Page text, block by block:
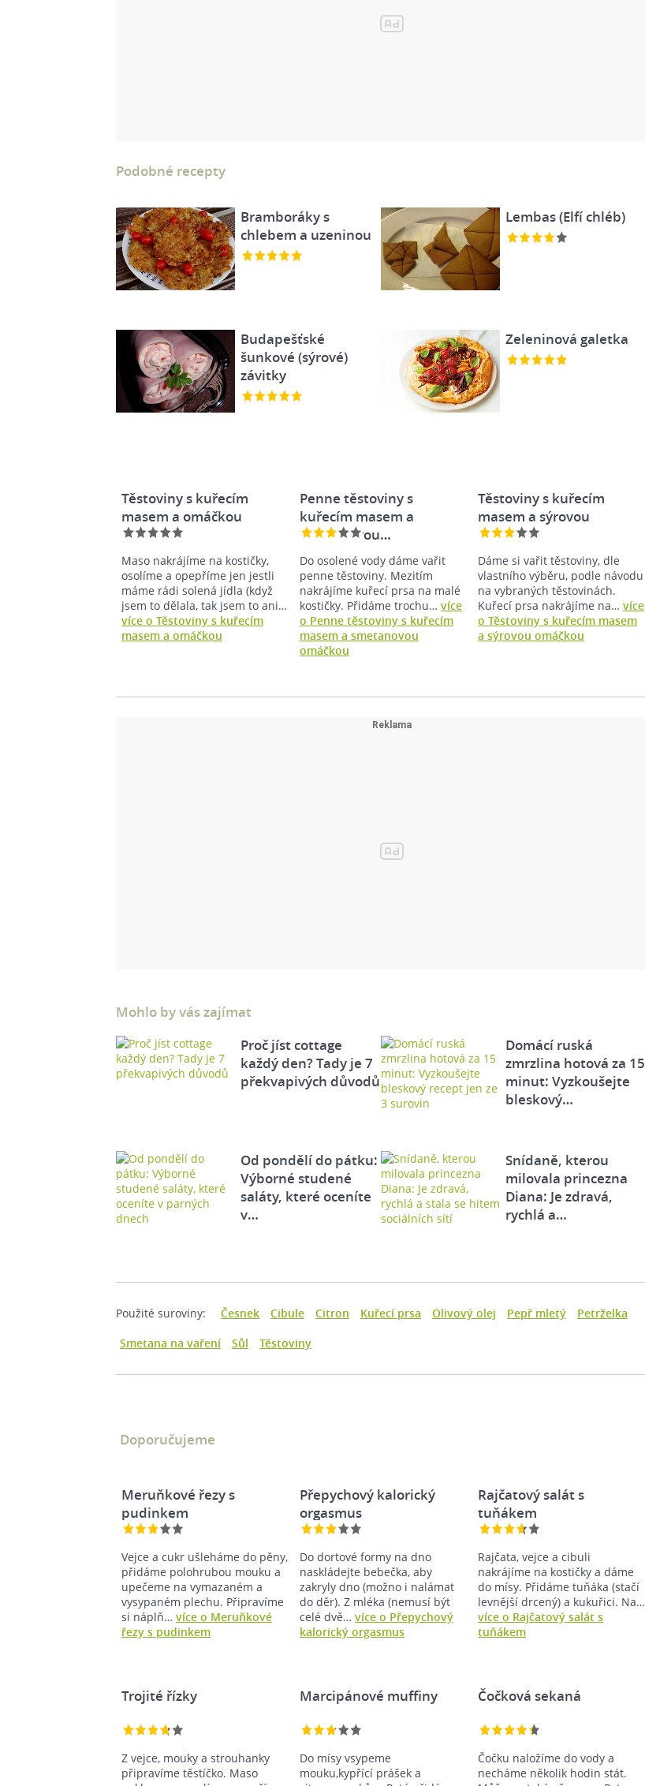
Podobné recepty
Bramboráky s
chlebem a uzeninou
Lembas (Elfí chléb)
Budapešťské
šunkové (sýrové)
závitky
Zeleninová galetka
Těstoviny s kuřecím
masem a omáčkou
Maso nakrájíme na kostičky,
osolíme a opepříme jen jestli
máme rádi solená jídla (když
jsem to dělala, tak jsem to ani…
více o Těstoviny s kuřecím
masem a omáčkou
Penne těstoviny s
kuřecím masem a
smetanovou…
Do osolené vody dáme vařit
penne těstoviny. Mezitím
nakrájíme kuřecí prsa na malé
kostičky. Přidáme trochu…více
o Penne těstoviny s kuřecím
masem a smetanovou
omáčkou
Těstoviny s kuřecím
masem a sýrovou
omáčkou
Dáme si vařit těstoviny, dle
vlastního výběru, podle návodu
na vybraných těstovinách.
Kuřecí prsa nakrájíme na…více
o Těstoviny s kuřecím masem
a sýrovou omáčkou
Mohlo by vás zajímat
Proč jíst cottage
každý den? Tady je 7
překvapivých důvodů
Domácí ruská
zmrzlina hotová za 15
minut: Vyzkoušejte
bleskový…
Od pondělí do pátku:
Výborné studené
saláty, které oceníte
v…
Snídaně, kterou
milovala princezna
Diana: Je zdravá,
rychlá a…
Použité suroviny: Česnek Cibule Citron Kuřecí prsa Olivový olej Pepř mletý
Petrželka
Smetana na vaření
Sůl Těstoviny
Doporučujeme
Meruňkové řezy s
pudinkem
Vejce a cukr ušleháme do pěny,
přidáme polohrubou mouku a
upečeme na vymazaném a
vysypaném plechu. Připravíme
si náplň… více o Meruňkové
řezy s pudinkem
Přepychový kalorický
orgasmus
Do dortové formy na dno
naskládejte bebečka, aby
zakryly dno (možno i nalámat
do děr). Z mléka (nemusí být
celé dvě…více o Přepychový
kalorický orgasmus
Rajčatový salát s
tuňákem
Rajčata, vejce a cibuli
nakrájíme na kostičky a dáme
do mísy. Přidáme tuňáka (stačí
levnější drcený) a kukuřici. Na…
více o Rajčatový salát s
tuňákem
Trojité řízky
Z vejce, mouky a strouhanky
připravíme těstíčko. Maso
Marcipánové muffiny
Do mísy vsypeme
mouku,kypřící prášek a
Čočková sekaná
Čočku naložíme do vody a
necháme několik hodin stát.